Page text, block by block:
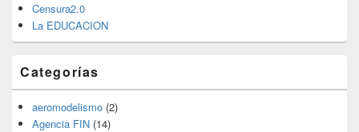
Censura2.0
La EDUCACION
Categorías
aeromodelismo (2)
Agencia FIN (14)